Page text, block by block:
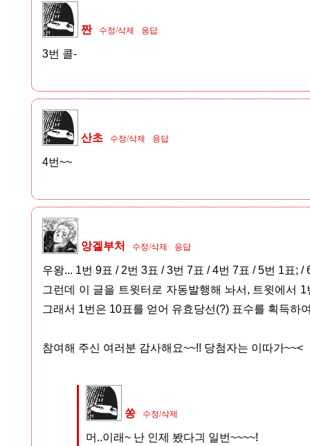
짠 수정/삭제 응답
3번 콜-
산초 수정/삭제 응답
4번~~
앙겔부처 수정/삭제 응답
우왕... 1번 9표 / 2번 3표 / 3번 7표 / 4번 7표 / 5번 1표; /
그런데 이 글을 트윗터로 자동발행해 놔서, 트윗에서
그래서 1번은 10표를 얻어 유효당선(?) 표수를 획득하
참여해 주신 여러분 감사해요~~!! 당첨자는 이따가~~<
쏭 수정/삭제
머..이래~ 난 인제 봤다긔 일번~~~~!